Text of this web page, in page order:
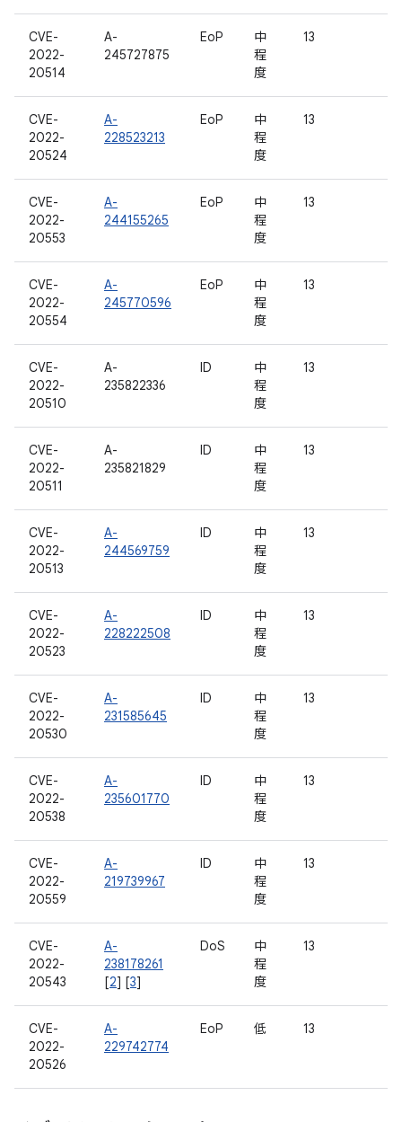
CVE-
2022-
20514
A-
245727875
EoP
中
程
度
13
CVE-
2022-
20524
A-
228523213
EoP
中
程
度
13
CVE-
2022-
20553
A-
244155265
EoP
中
程
度
13
CVE-
2022-
20554
A-
245770596
EoP
中
程
度
13
CVE-
2022-
20510
A-
235822336
ID
中
程
度
13
CVE-
2022-
20511
A-
235821829
ID
中
程
度
13
CVE-
2022-
20513
A-
244569759
ID
中
程
度
13
CVE-
2022-
20523
A-
228222508
ID
中
程
度
13
CVE-
2022-
20530
A-
231585645
ID
中
程
度
13
CVE-
2022-
20538
A-
235601770
ID
中
程
度
13
CVE-
2022-
20559
A-
219739967
ID
中
程
度
13
CVE-
2022-
20543
A-
238178261
[2] [3]
DoS
中
程
度
13
CVE-
2022-
20526
A-
229742774
EoP 低 13